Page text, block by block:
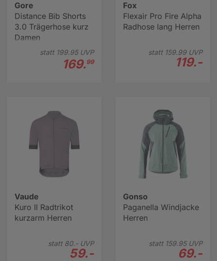
Gore
Distance Bib Shorts
3.0 Trägerhose kurz
Damen
statt 199.95UVP
169.99
Fox
Flexair Pro Fire Alpha
Radhose lang Herren
statt 159.99UVP
119.-
Vaude
Kuro II Radtrikot
kurzarm Herren
statt 80.-UVP
59.-
Gonso
Paganella Windjacke
Herren
statt 159.95UVP
69.-